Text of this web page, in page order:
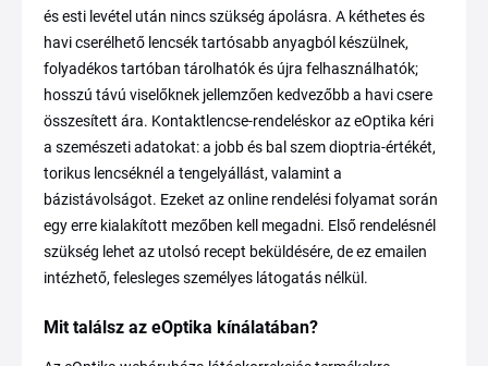
és esti levétel után nincs szükség ápolásra. A kéthetes és
havi cserélhető lencsék tartósabb anyagból készülnek,
folyadékos tartóban tárolhatók és újra felhasználhatók;
hosszú távú viselőknek jellemzően kedvezőbb a havi csere
összesített ára. Kontaktlencse-rendeléskor az eOptika kéri
a szemészeti adatokat: a jobb és bal szem dioptria-értékét,
torikus lencséknél a tengelyállást, valamint a
bázistávolságot. Ezeket az online rendelési folyamat során
egy erre kialakított mezőben kell megadni. Első rendelésnél
szükség lehet az utolsó recept beküldésére, de ez emailen
intézhető, felesleges személyes látogatás nélkül.
Mit találsz az eOptika kínálatában?